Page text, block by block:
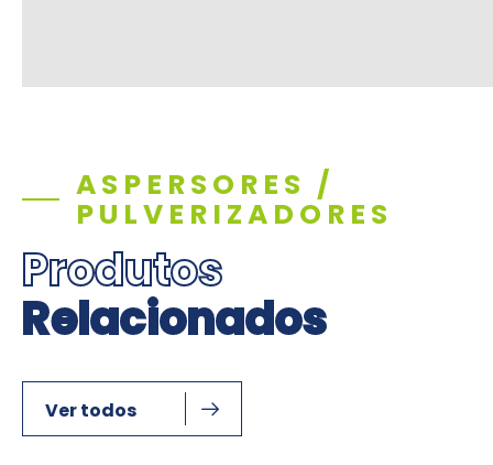
ASPERSORES /
PULVERIZADORES
Produtos
Relacionados
Ver todos